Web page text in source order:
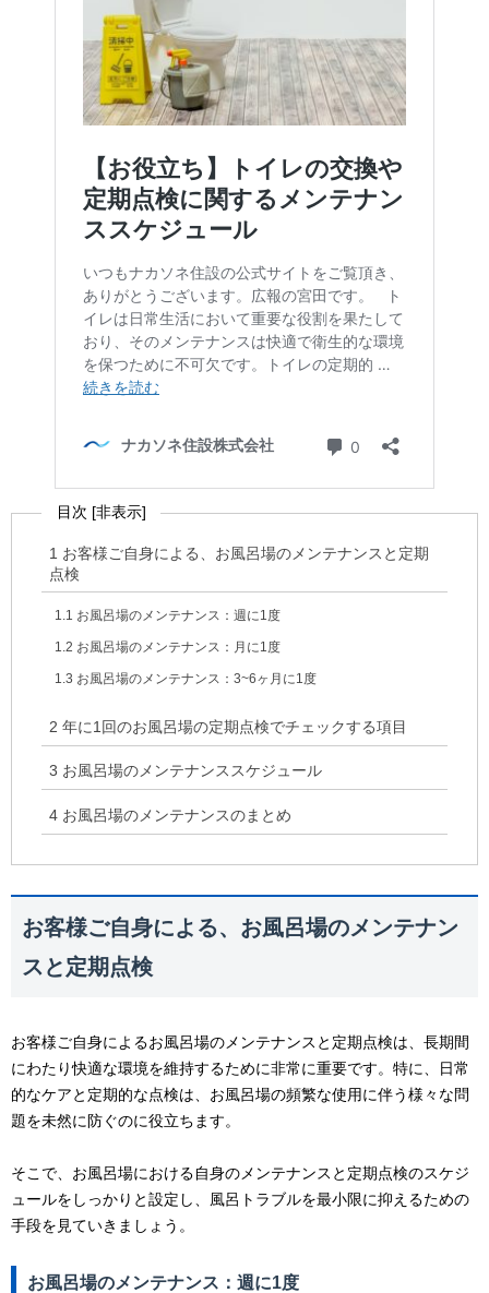
目次 [非表示]
1 お客様ご自身による、お風呂場のメンテナンスと定期
点検
1.1 お風呂場のメンテナンス：週に1度
1.2 お風呂場のメンテナンス：月に1度
1.3 お風呂場のメンテナンス：3~6ヶ月に1度
2 年に1回のお風呂場の定期点検でチェックする項目
3 お風呂場のメンテナンススケジュール
4お風呂場のメンテナンスのまとめ
お客様ご自身による、お風呂場のメンテナン
スと定期点検
お客様ご自身によるお風呂場のメンテナンスと定期点検は、長期間
にわたり快適な環境を維持するために非常に重要です。特に、日常
的なケアと定期的な点検は、お風呂場の頻繁な使用に伴う様々な問
題を未然に防ぐのに役立ちます。
そこで、お風呂場における自身のメンテナンスと定期点検のスケジ
ュールをしっかりと設定し、風呂トラブルを最小限に抑えるための
手段を見ていきましょう。
お風呂場のメンテナンス：週に1度